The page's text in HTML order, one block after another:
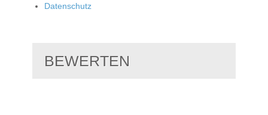
Datenschutz
BEWERTEN